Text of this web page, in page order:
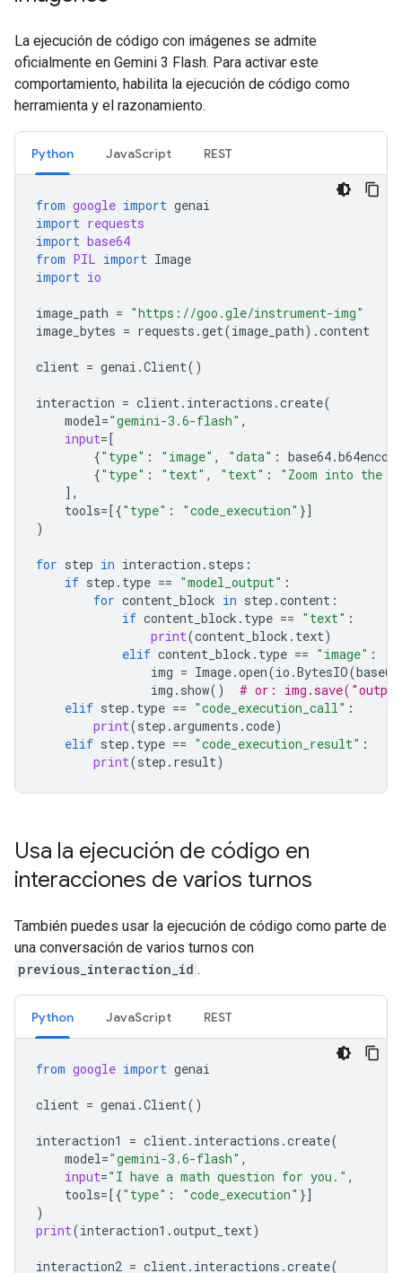
La ejecución de código con imágenes se admite
oficialmente en Gemini 3 Flash. Para activar este
comportamiento, habilita la ejecución de código como
herramienta y el razonamiento.
Python JavaScript REST
from google import genai
import requests
import base64
from PIL import Image
import io
image_path = "https://goo.gle/instrument-img"
image_bytes = requests .get(image_path) .content
client = genai .Client()
interaction = client. interactions .create(
model="gemini-3.6-flash" ,
input=[
{"type" : "image" , "data" : base64.b64encode
{"type" : "text" , "text" :
"Zoom into the
],
tools=[{"type" : "code_execution" }]
)
for step in interaction . steps :
if step . type == "model_output" :
for content_block in step .content :
if content_block . type == "text" :
print(content_block . text)
elif content_block . type == "image" :
img = Image.open(io .BytesIO(base64
img . show()
# or:
elif step . type == "code_execution_call" :
print(step .arguments .code)
elif step . type == "code_execution_result" :
print(step . result)
Usa la ejecución de código en
interacciones de varios turnos
También puedes usar la ejecución de código como parte de
una conversación de varios turnos con
previous_interaction_id .
Python JavaScript REST
from google import genai
client = genai .Client()
interaction1 = client. interactions .create(
model="gemini-3.6-flash" ,
input="I have a math question for you." ,
tools=[{"type" : "code_execution" }]
)
print(interaction1 .output_text)
interaction2 = client. interactions .create(